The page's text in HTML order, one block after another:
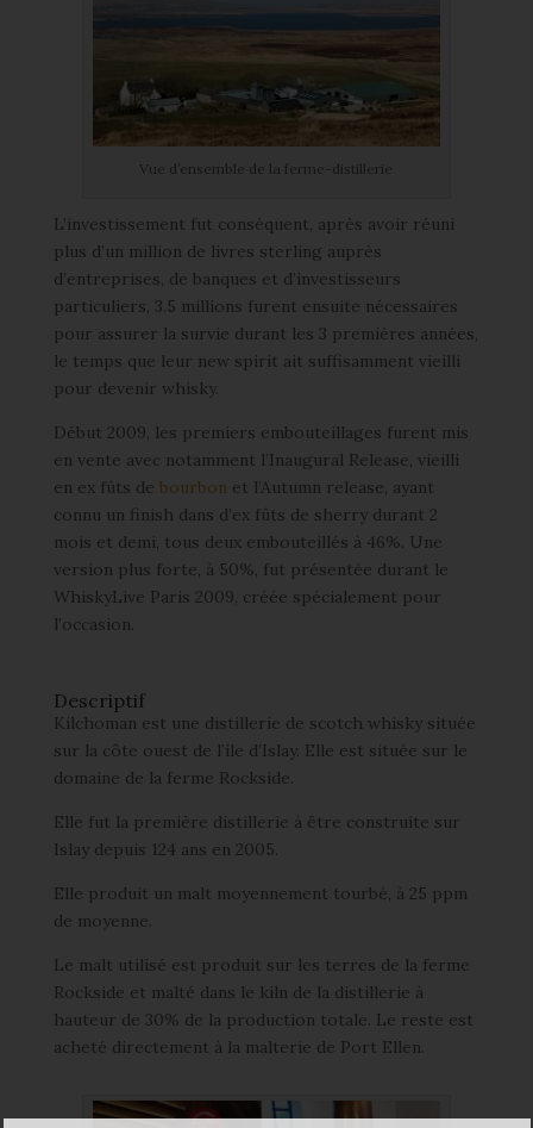
Vue d’ensemble de la ferme-distillerie
L’investissement fut conséquent, après avoir réuni
plus d’un million de livres sterling auprès
d’entreprises, de banques et d’investisseurs
particuliers, 3.5 millions furent ensuite nécessaires
pour assurer la survie durant les 3 premières années,
le temps que leur new spirit ait suffisamment vieilli
pour devenir whisky.
Début 2009, les premiers embouteillages furent mis
en vente avec notamment l’Inaugural Release, vieilli
en ex fûts de bourbon et l’Autumn release, ayant
connu un finish dans d’ex fûts de sherry durant 2
mois et demi, tous deux embouteillés à 46%. Une
version plus forte, à 50%, fut présentée durant le
WhiskyLive Paris 2009, créée spécialement pour
l’occasion.
Descriptif
Kilchoman est une distillerie de scotch whisky située
sur la côte ouest de l’ile d’Islay. Elle est située sur le
domaine de la ferme Rockside.
Elle fut la première distillerie à être construite sur
Islay depuis 124 ans en 2005.
Elle produit un malt moyennement tourbé, à 25 ppm
de moyenne.
Le malt utilisé est produit sur les terres de la ferme
Rockside et malté dans le kiln de la distillerie à
hauteur de 30% de la production totale. Le reste est
acheté directement à la malterie de Port Ellen.